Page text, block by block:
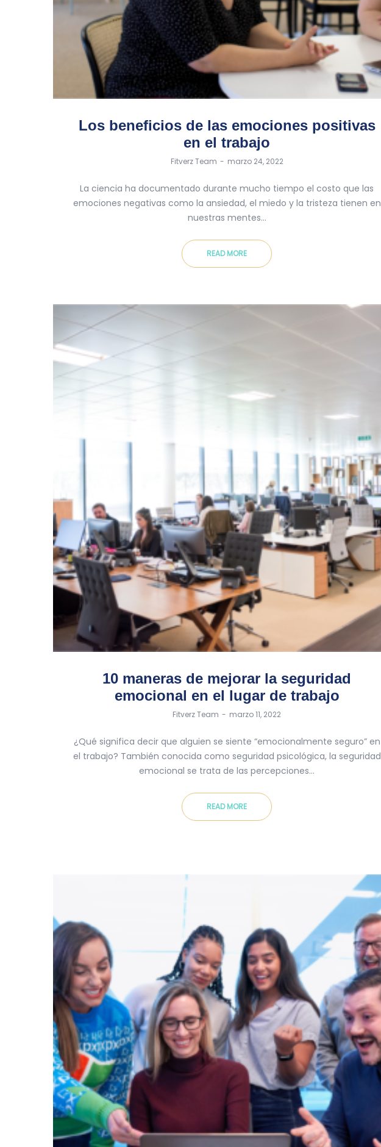
Los beneficios de las emociones positivas
en el trabajo
by
Fitverz Team marzo 24, 2022
La ciencia ha documentado durante mucho tiempo el costo que las
emociones negativas como la ansiedad, el miedo y la tristeza tienen en
nuestras mentes…
READ MORE
10 maneras de mejorar la seguridad
emocional en el lugar de trabajo
by
Fitverz Team marzo 11, 2022
¿Qué significa decir que alguien se siente “emocionalmente seguro” en
el trabajo? También conocida como seguridad psicológica, la seguridad
emocional se trata de las percepciones…
READ MORE